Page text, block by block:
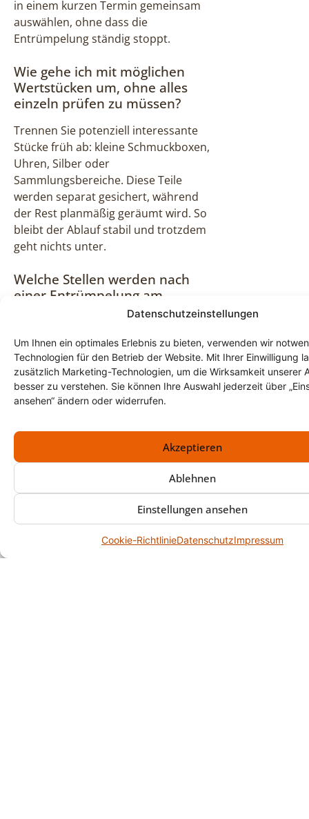
Datenschutzeinstellungen
Um Ihnen ein optimales Erlebnis zu bieten, verwenden wir
Technologien für den Betrieb der Website. Mit Ihrer Einwilligung
zusätzlich Marketing-Technologien, um die Wirksamkeit unserer
besser zu verstehen. Sie können Ihre Auswahl jederzeit über
ansehen“ ändern oder widerrufen.
Akzeptieren
Ablehnen
Einstellungen ansehen
Cookie-RichtlinieDatenschutzImpressum
in einem kurzen Termin gemeinsam
auswählen, ohne dass die
Entrümpelung ständig stoppt.
Wie gehe ich mit möglichen
Wertstücken um, ohne alles
einzeln prüfen zu müssen?
Trennen Sie potenziell interessante
Stücke früh ab: kleine Schmuckboxen,
Uhren, Silber oder
Sammlungsbereiche. Diese Teile
werden separat gesichert, während
der Rest planmäßig geräumt wird. So
bleibt der Ablauf stabil und trotzdem
geht nichts unter.
Welche Stellen werden nach
einer Entrümpelung am
häufigsten vergessen?
Oft bleiben Kleinteile oben auf
Schränken, in versteckten Ecken
hinter Regalen oder in den kleinen
Abseiten unterm Dach liegen. In
Häusern rund um Pöttmes sitzen
Kellerboxen oder in einem Schuppen
am Hof. Eine letzte Kontrollrunde
über jede Fläche setzt den Punkt –
ohne dass später noch „eine Kiste im
Paar-Tal-Keller“ übrig bleibt.